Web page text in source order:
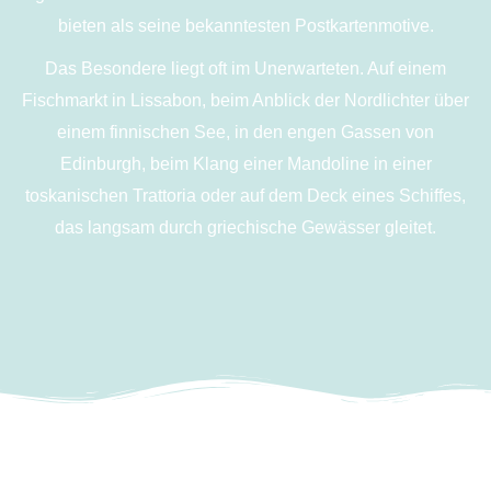
bieten als seine bekanntesten Postkartenmotive.
Das Besondere liegt oft im Unerwarteten. Auf einem
Fischmarkt in Lissabon, beim Anblick der Nordlichter über
einem finnischen See, in den engen Gassen von
Edinburgh, beim Klang einer Mandoline in einer
toskanischen Trattoria oder auf dem Deck eines Schiffes,
das langsam durch griechische Gewässer gleitet.